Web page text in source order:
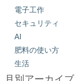
電子工作
セキュリティ
AI
肥料の使い方
生活